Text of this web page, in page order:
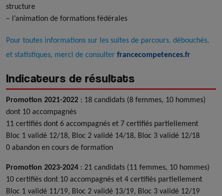
structure
– l’animation de formations fédérales
Pour toutes informations sur les suites de parcours, débouchés,
et statistiques, merci de consulter francecompetences.fr
Indicateurs de résultats
Promotion 2021-2022 : 18 candidats (8 femmes, 10 hommes)
dont 10 accompagnés
11 certifiés dont 6 accompagnés et 7 certifiés partiellement
Bloc 1 validé 12/18, Bloc 2 validé 14/18, Bloc 3 validé 12/18
0 abandon en cours de formation
Promotion 2023-2024 : 21 candidats (11 femmes, 10 hommes)
10 certifiés dont 10 accompagnés et 4 certifiés partiellement
Bloc 1 validé 11/19, Bloc 2 validé 13/19, Bloc 3 validé 12/19